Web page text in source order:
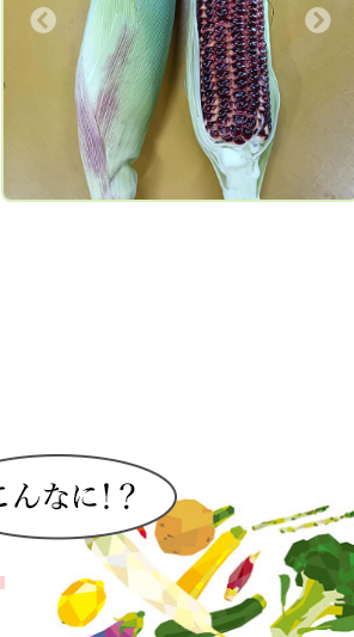
お野菜：キュウリ、トマト、ミニトマト、
ピーマン、ししとう、韓国とうがらし、じ
ゃがいも、玉ねぎ、赤玉ねぎ、ニンニク
等 季節の野菜セット（夏） 80サイズ（4
～8種類）... 2,800円（送料別） 100サイ
ズ（6～10種類）... 4,800円（送料別）
120サイズ（長い野菜の場合）（6～8種
類）…4,000円（送料別）※冬限定
Next Previous